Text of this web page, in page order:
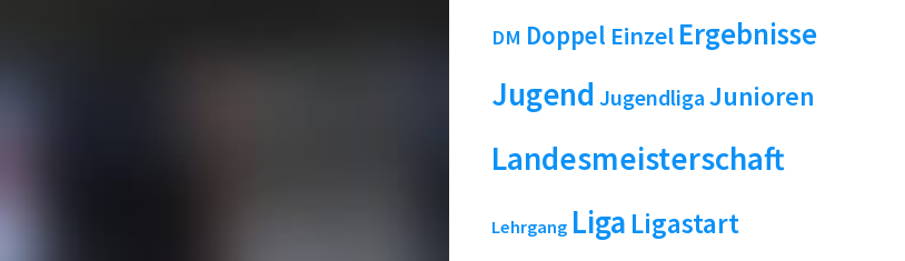
DM Doppel Einzel Ergebnisse
Jugend Jugendliga Junioren
Landesmeisterschaft
Lehrgang Liga Ligastart